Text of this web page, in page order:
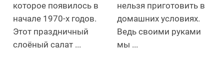
которое появилось в
начале 1970-х годов.
Этот праздничный
слоёный салат ...
нельзя приготовить в
домашних условиях.
Ведь своими руками
мы ...